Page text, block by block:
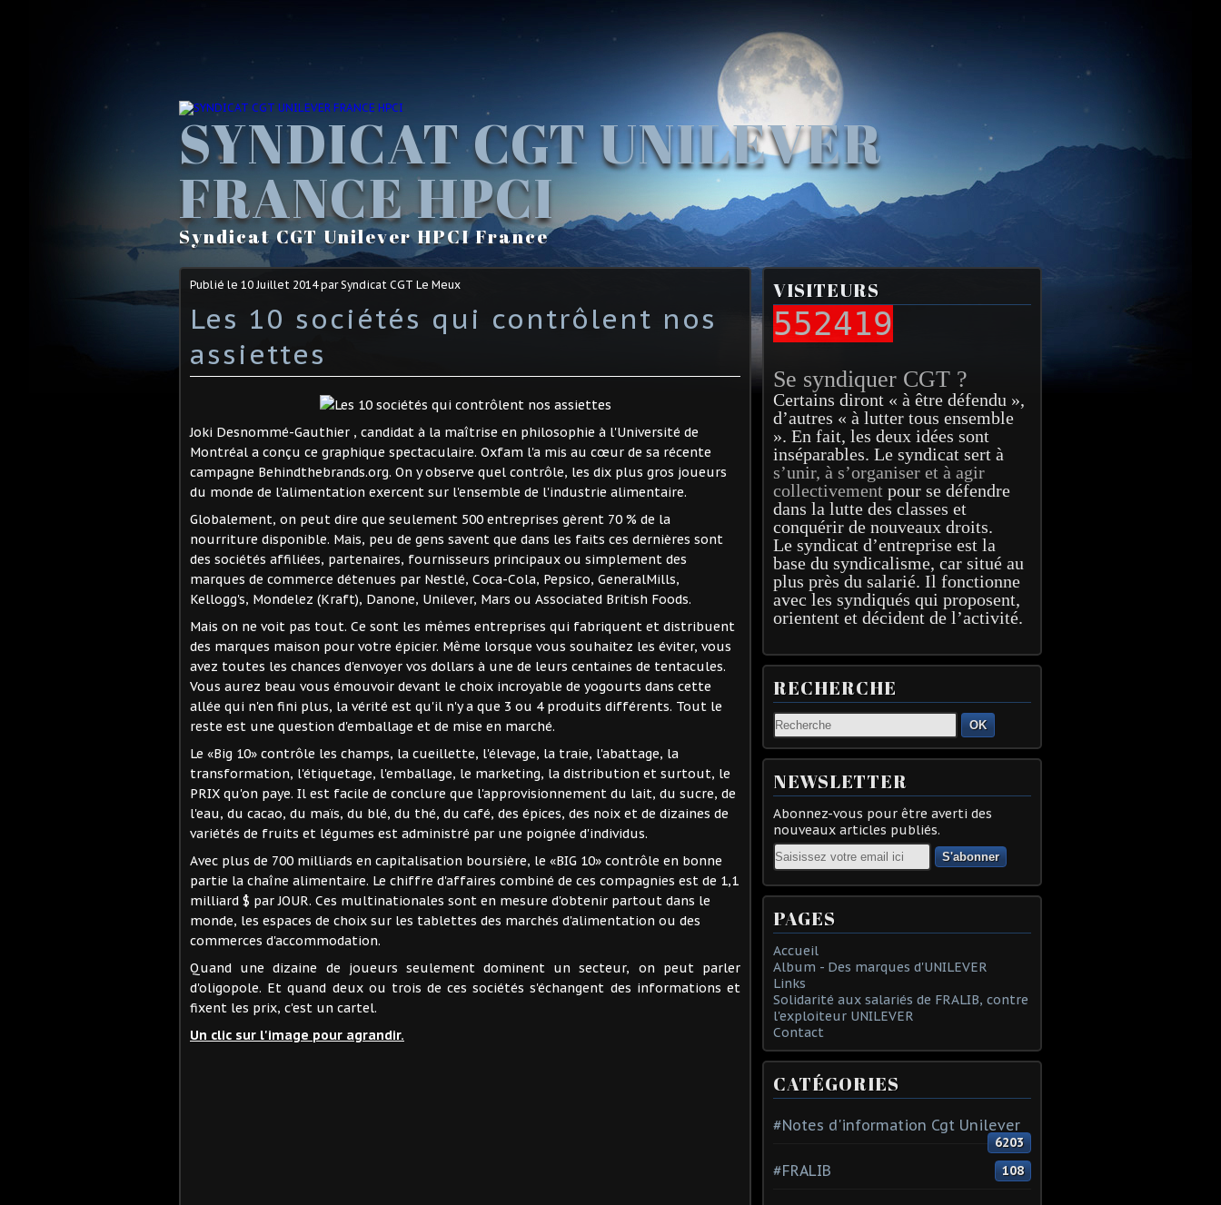
SYNDICAT CGT UNILEVER
FRANCE HPCI
Syndicat CGT Unilever HPCI France
Publié le 10 Juillet 2014par Syndicat CGT Le Meux
Les 10 sociétés qui contrôlent nos
assiettes
Joki Desnommé-Gauthier , candidat à la maîtrise en philosophie à l'Université de
Montréal a conçu ce graphique spectaculaire. Oxfam l'a mis au cœur de sa récente
campagne Behindthebrands.org. On y observe quel contrôle, les dix plus gros joueurs
du monde de l'alimentation exercent sur l'ensemble de l'industrie alimentaire.
Globalement, on peut dire que seulement 500 entreprises gèrent 70 % de la
nourriture disponible. Mais, peu de gens savent que dans les faits ces dernières sont
des sociétés affiliées, partenaires, fournisseurs principaux ou simplement des
marques de commerce détenues par Nestlé, Coca-Cola, Pepsico, GeneralMills,
Kellogg's, Mondelez (Kraft), Danone, Unilever, Mars ou Associated British Foods.
Mais on ne voit pas tout. Ce sont les mêmes entreprises qui fabriquent et distribuent
des marques maison pour votre épicier. Même lorsque vous souhaitez les éviter, vous
avez toutes les chances d'envoyer vos dollars à une de leurs centaines de tentacules.
Vous aurez beau vous émouvoir devant le choix incroyable de yogourts dans cette
allée qui n'en fini plus, la vérité est qu'il n'y a que 3 ou 4 produits différents. Tout le
reste est une question d'emballage et de mise en marché.
Le «Big 10» contrôle les champs, la cueillette, l'élevage, la traie, l'abattage, la
transformation, l'étiquetage, l'emballage, le marketing, la distribution et surtout, le
PRIX qu'on paye. Il est facile de conclure que l'approvisionnement du lait, du sucre, de
l'eau, du cacao, du maïs, du blé, du thé, du café, des épices, des noix et de dizaines de
variétés de fruits et légumes est administré par une poignée d'individus.
Avec plus de 700 milliards en capitalisation boursière, le «BIG 10» contrôle en bonne
partie la chaîne alimentaire. Le chiffre d'affaires combiné de ces compagnies est de 1,1
milliard $ par JOUR. Ces multinationales sont en mesure d'obtenir partout dans le
monde, les espaces de choix sur les tablettes des marchés d'alimentation ou des
commerces d'accommodation.
Quand une dizaine de joueurs seulement dominent un secteur, on peut parler
d'oligopole. Et quand deux ou trois de ces sociétés s'échangent des informations et
fixent les prix, c'est un cartel.
Un clic sur l'image pour agrandir.
VISITEURS
552419
Se syndiquer CGT ?
Certains diront « à être défendu »,
d’autres « à lutter tous ensemble
». En fait, les deux idées sont
inséparables. Le syndicat sert à
s’unir, à s’organiser et à agir
collectivement pour se défendre
dans la lutte des classes et
conquérir de nouveaux droits.
Le syndicat d’entreprise est la
base du syndicalisme, car situé au
plus près du salarié. Il fonctionne
avec les syndiqués qui proposent,
orientent et décident de l’activité.
RECHERCHE
OK
NEWSLETTER
Abonnez-vous pour être averti des
nouveaux articles publiés.
Email
PAGES
Accueil
Album - Des marques d'UNILEVER
Links
Solidarité aux salariés de FRALIB, contre
l'exploiteur UNILEVER
Contact
CATÉGORIES
#Notes d'information Cgt Unilever
6203
#FRALIB 108